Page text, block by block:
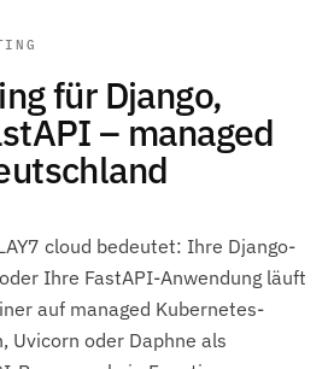
für Django,
– managed
cloud bedeutet: Ihre Django-
Ihre FastAPI-Anwendung läuft
auf managed Kubernetes-
Uvicorn oder Daphne als